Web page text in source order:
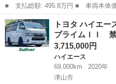
■ 支払総額: 495.8万円 ■ 車両本体価格： 4,798,000 円 ■ メーカ
ー名： トヨタ ■ 車種名： ハイエ
ーパーＧＬ ダークプライムＩＩ
ル２ＷＤ...
岡山 岡山市 ハイエース
トヨタ ハイエ
プライムＩＩ
3,715,000円
ハイエース
69,000km
2020年
津山市